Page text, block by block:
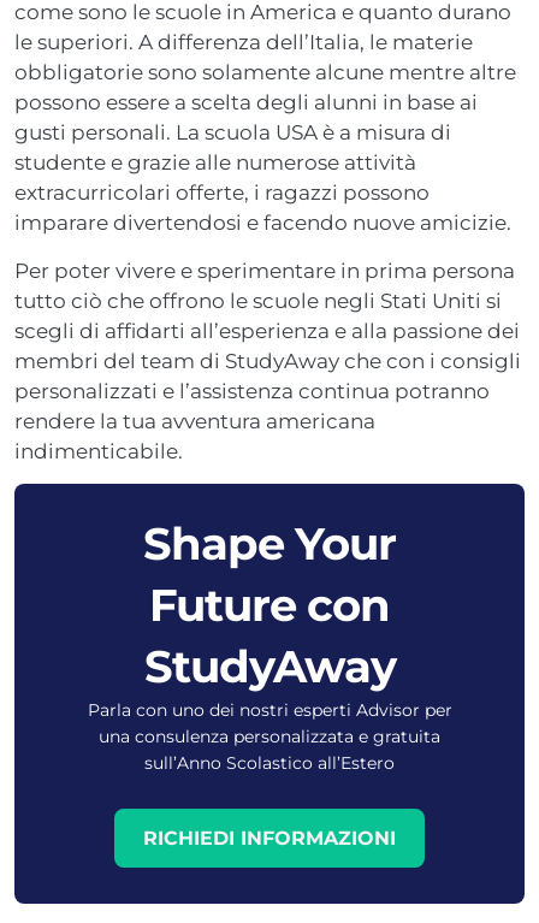
come sono le scuole in America e quanto durano
le superiori. A differenza dell’Italia, le materie
obbligatorie sono solamente alcune mentre altre
possono essere a scelta degli alunni in base ai
gusti personali. La scuola USA è a misura di
studente e grazie alle numerose attività
extracurricolari offerte, i ragazzi possono
imparare divertendosi e facendo nuove amicizie.
Per poter vivere e sperimentare in prima persona
tutto ciò che offrono le scuole negli Stati Uniti si
scegli di affidarti all’esperienza e alla passione dei
membri del team di StudyAway che con i consigli
personalizzati e l’assistenza continua potranno
rendere la tua avventura americana
indimenticabile.
Shape Your
Future con
StudyAway
Parla con uno dei nostri esperti Advisor per
una consulenza personalizzata e gratuita
sull’Anno Scolastico all’Estero
RICHIEDI INFORMAZIONI